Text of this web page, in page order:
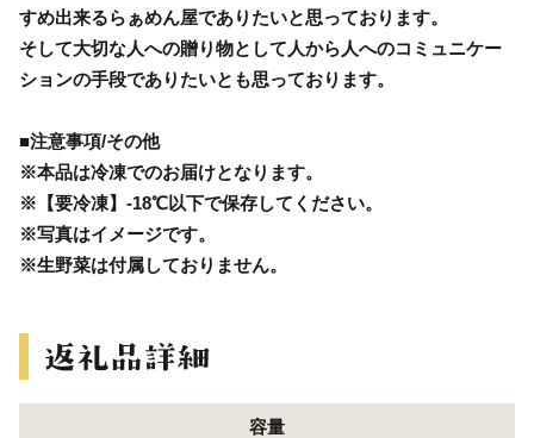
すめ出来るらぁめん屋でありたいと思っております。
そして大切な人への贈り物として人から人へのコミュニケー
ションの手段でありたいとも思っております。
■注意事項/その他
※本品は冷凍でのお届けとなります。
※【要冷凍】-18℃以下で保存してください。
※写真はイメージです。
※生野菜は付属しておりません。
容量